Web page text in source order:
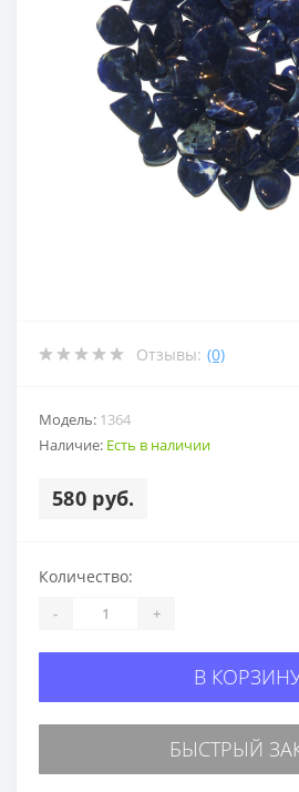
Отзывы: (0)
Модель: 1364
Наличие: Есть в наличии
580 руб.
Количество:
- +
В
БЫСТРЫЙ